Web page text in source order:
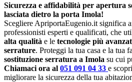
Sicurezza e affidabilità per apertura
lasciata dietro la porta Imola!
Scegliere ApriportaEugenio.it significa
professionisti esperti e qualificati, che
alta qualità e le tecnologie più
serrature. Proteggi la tua casa e la tua
sostituzione serratura a Imola su cui
Chiamaci ora al 051 091 04 33 e
migliorare la sicurezza della tua